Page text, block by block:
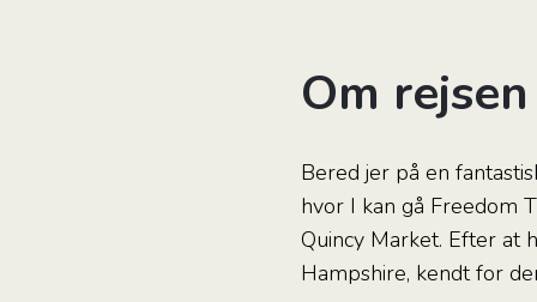
Om rejsen
Bered jer på en
hvor I kan gå Freedom
Quincy Market. Efter at
Hampshire, kendt for